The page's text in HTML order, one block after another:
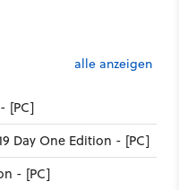
alle anzeigen
[PC]
Day One Edition - [PC]
- [PC]